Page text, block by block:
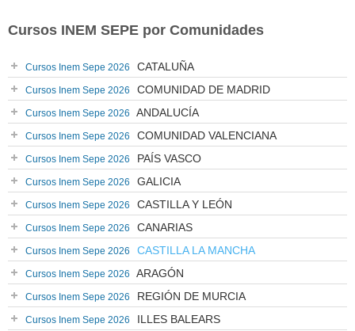
Cursos INEM SEPE por Comunidades
Cursos Inem Sepe 2026 CATALUÑA
Cursos Inem Sepe 2026 COMUNIDAD DE MADRID
Cursos Inem Sepe 2026 ANDALUCÍA
Cursos Inem Sepe 2026 COMUNIDAD VALENCIANA
Cursos Inem Sepe 2026 PAÍS VASCO
Cursos Inem Sepe 2026 GALICIA
Cursos Inem Sepe 2026 CASTILLA Y LEÓN
Cursos Inem Sepe 2026 CANARIAS
Cursos Inem Sepe 2026 CASTILLA LA MANCHA
Cursos Inem Sepe 2026 ARAGÓN
Cursos Inem Sepe 2026 REGIÓN DE MURCIA
Cursos Inem Sepe 2026 ILLES BALEARS